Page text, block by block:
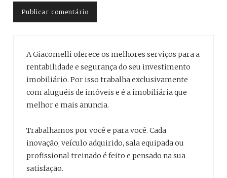
A Giacomelli oferece os melhores serviços para a
rentabilidade e segurança do seu investimento
imobiliário. Por isso trabalha exclusivamente
com aluguéis de imóveis e é a imobiliária que
melhor e mais anuncia.
Trabalhamos por você e para você. Cada
inovação, veículo adquirido, sala equipada ou
profissional treinado é feito e pensado na sua
satisfação.